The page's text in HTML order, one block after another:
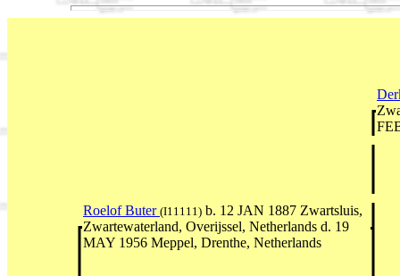
Roelof Buter (I11111) b. 12 JAN 1887 Zwartsluis,
Zwartewaterland, Overijssel, Netherlands d. 19
MAY 1956 Meppel, Drenthe, Netherlands